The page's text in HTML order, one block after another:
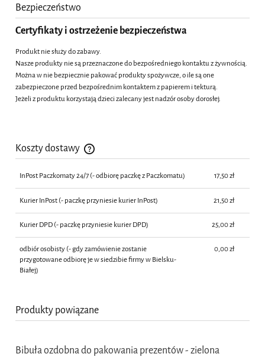
Bezpieczeństwo
Certyfikaty i ostrzeżenie bezpieczeństwa
Produkt nie służy do zabawy.
Nasze produkty nie są przeznaczone do bezpośredniego kontaktu z żywnością.
Można w nie bezpiecznie pakować produkty spożywcze, o ile są one
zabezpieczone przed bezpośrednim kontaktem z papierem i tekturą.
Jeżeli z produktu korzystają dzieci zalecany jest nadzór osoby dorosłej.
Koszty dostawy
Cena nie zawiera ewentualnych kosztów płatności
InPost Paczkomaty 24/7(- odbiorę paczkę z Paczkomatu) 17,50 zł
Kurier InPost(- paczkę przyniesie kurier InPost) 21,50 zł
Kurier DPD(- paczkę przyniesie kurier DPD) 25,00 zł
odbiór osobisty(- gdy zamówienie zostanie
przygotowane odbiorę je w siedzibie firmy w Bielsku-
Białej)
0,00 zł
Produkty powiązane
Bibuła ozdobna do pakowania prezentów - zielona